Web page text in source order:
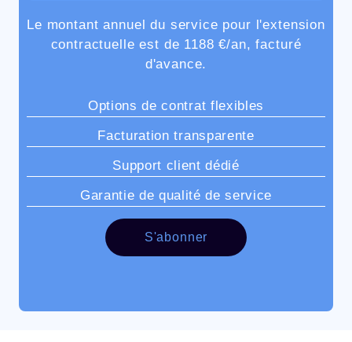
Le montant annuel du service pour l'extension
contractuelle est de 1188 €/an, facturé
d'avance.
Options de contrat flexibles
Facturation transparente
Support client dédié
Garantie de qualité de service
S'abonner